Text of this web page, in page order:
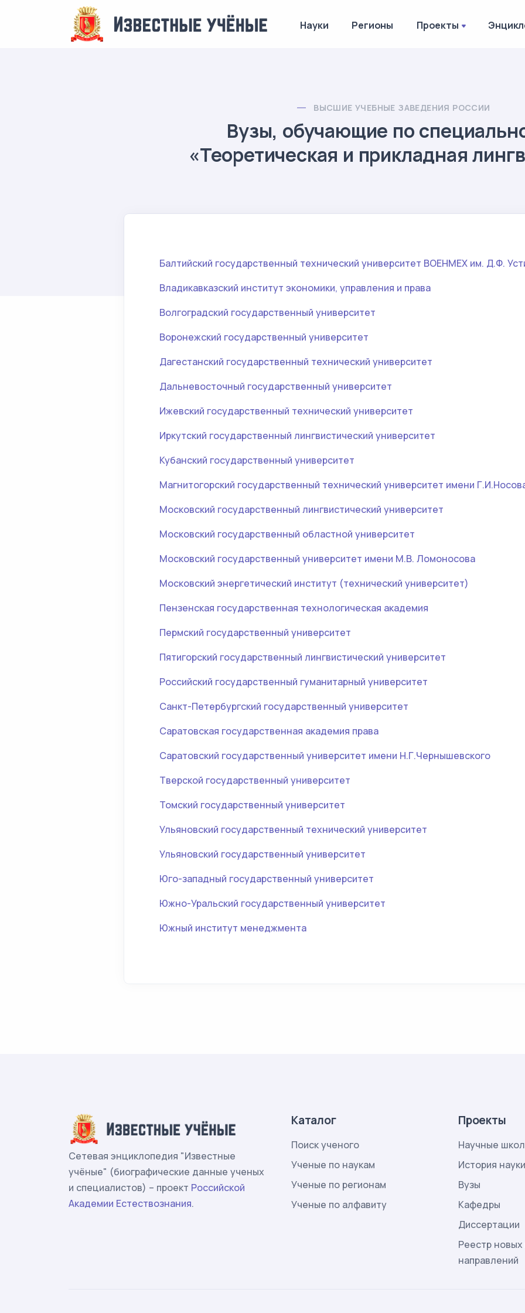
Науки Регионы Проекты
ВЫСШИЕ УЧЕБНЫЕ ЗАВЕДЕНИЯ РОССИИ
Вузы, обучающие по
«Теоретическая и прикладная
Балтийский государственный технический университет ВОЕНМЕХ им. Д.Ф.
Владикавказский институт экономики, управления и права
Волгоградский государственный университет
Воронежский государственный университет
Дагестанский государственный технический университет
Дальневосточный государственный университет
Ижевский государственный технический университет
Иркутский государственный лингвистический университет
Кубанский государственный университет
Магнитогорский государственный технический университет имени
Московский государственный лингвистический университет
Московский государственный областной университет
Московский государственный университет имени М.В. Ломоносова
Московский энергетический институт (технический университет)
Пензенская государственная технологическая академия
Пермский государственный университет
Пятигорский государственный лингвистический университет
Российский государственный гуманитарный университет
Санкт-Петербургский государственный университет
Саратовская государственная академия права
Саратовский государственный университет имени Н.Г.Чернышевского
Тверской государственный университет
Томский государственный университет
Ульяновский государственный технический университет
Ульяновский государственный университет
Юго-западный государственный университет
Южно-Уральский государственный университет
Южный институт менеджмента
Сетевая энциклопедия "Известные
учёные" (биографические данные ученых
и специалистов) – проект Российской
Академии Естествознания.
Каталог
Поиск ученого
Ученые по наукам
Ученые по регионам
Ученые по алфавиту
Проекты
Научные
История науки
Вузы
Кафедры
Диссертации
Реестр
направлений